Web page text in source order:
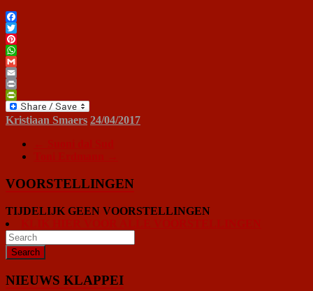
Facebook
Twitter
Pinterest
WhatsApp
Gmail
Email
Print
PrintFriendly
Kristiaan Smaers 24/04/2017
VOORSTELLINGEN
TIJDELIJK GEEN VOORSTELLINGEN
NIEUWS KLAPPEI